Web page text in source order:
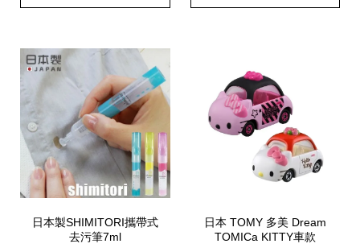
日本製SHIMITORI攜帶式
去污筆7ml
日本 TOMY 多美 Dream
TOMICa KITTY車款